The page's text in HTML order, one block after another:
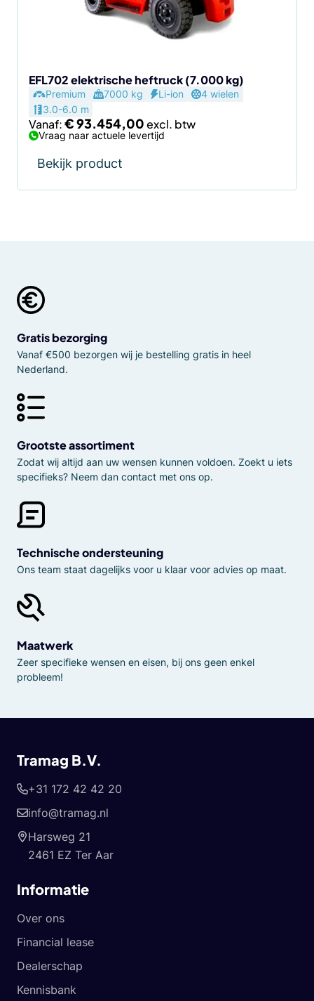
EFL702 elektrische heftruck (7.000 kg)
Premium 7000 kg Li-ion
4 wielen
3.0-6.0 m
Vanaf:€93.454,00
Vraag naar actuele levertijd
Bekijk product
de
productpagina
Gratis bezorging
Vanaf €500 bezorgen wij je bestelling gratis in heel
Nederland.
Grootste assortiment
Zodat wij altijd aan uw wensen kunnen voldoen. Zoekt u iets
specifieks? Neem dan contact met ons op.
Technische ondersteuning
Ons team staat dagelijks voor u klaar voor advies op maat.
Maatwerk
Zeer specifieke wensen en eisen, bij ons geen enkel
probleem!
Tramag B.V.
+31 172 42 42 20
info@tramag.nl
Harsweg 21
2461 EZ Ter Aar
Informatie
Over ons
Financial lease
Dealerschap
Kennisbank